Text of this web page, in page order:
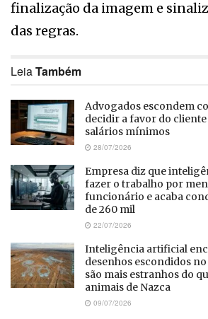
finalização da imagem e
das regras.
LeiaTambém
Advogados escondem
decidir a favor do cliente
salários mínimos
28/07/2026
Empresa diz que
fazer o trabalho por
funcionário e acaba
de 260 mil
22/07/2026
Inteligência artificial
desenhos escondidos
são mais estranhos do
animais de Nazca
09/07/2026